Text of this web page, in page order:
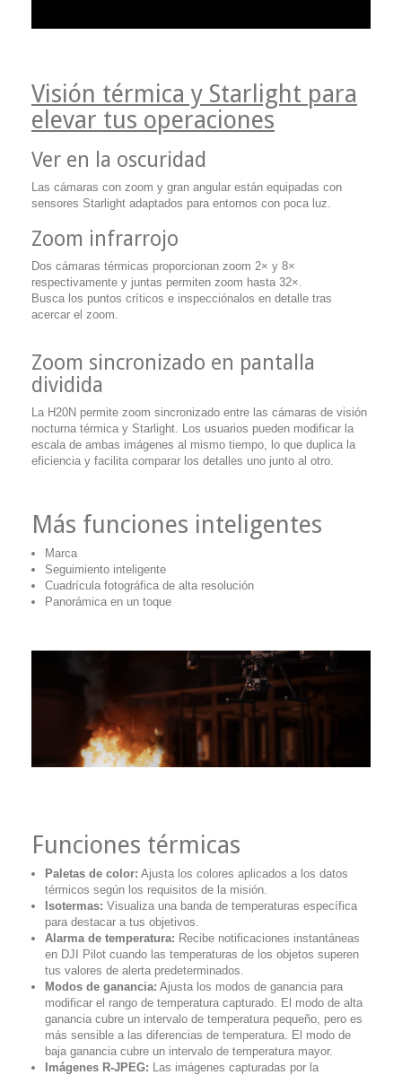
Visión térmica y Starlight para
elevar tus operaciones
Ver en la oscuridad
Las cámaras con zoom y gran angular están equipadas con
sensores Starlight adaptados para entornos con poca luz.
Zoom infrarrojo
Dos cámaras térmicas proporcionan zoom 2× y 8×
respectivamente y juntas permiten zoom hasta 32×.
Busca los puntos críticos e inspecciónalos en detalle tras
acercar el zoom.
Zoom sincronizado en pantalla
dividida
La H20N permite zoom sincronizado entre las cámaras de visión
nocturna térmica y Starlight. Los usuarios pueden modificar la
escala de ambas imágenes al mismo tiempo, lo que duplica la
eficiencia y facilita comparar los detalles uno junto al otro.
Más funciones inteligentes
Marca
Seguimiento inteligente
Cuadrícula fotográfica de alta resolución
Panorámica en un toque
Funciones térmicas
Paletas de color: Ajusta los colores aplicados a los datos
térmicos según los requisitos de la misión.
Isotermas: Visualiza una banda de temperaturas específica
para destacar a tus objetivos.
Alarma de temperatura: Recibe notificaciones instantáneas
en DJI Pilot cuando las temperaturas de los objetos superen
tus valores de alerta predeterminados.
Modos de ganancia: Ajusta los modos de ganancia para
modificar el rango de temperatura capturado. El modo de alta
ganancia cubre un intervalo de temperatura pequeño, pero es
más sensible a las diferencias de temperatura. El modo de
baja ganancia cubre un intervalo de temperatura mayor.
Imágenes R-JPEG: Las imágenes capturadas por la